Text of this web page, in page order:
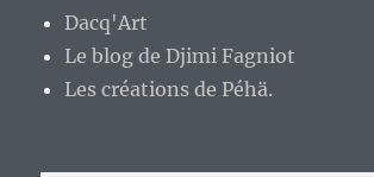
Dacq'Art
Le blog de Djimi Fagniot
Les créations de Péhä.